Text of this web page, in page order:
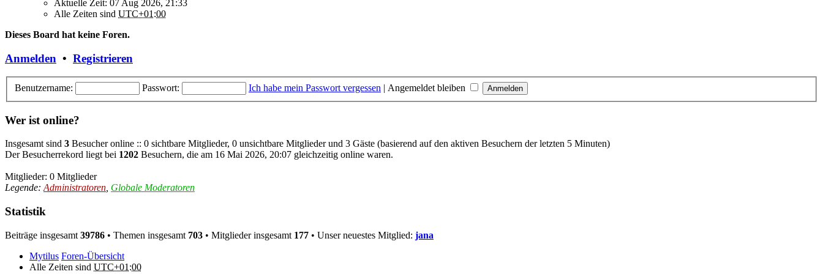
Aktuelle Zeit: 07 Aug 2026, 21:33
Alle Zeiten sind UTC+01:00
Dieses Board hat keine Foren.
Anmelden • Registrieren
Benutzername: Passwort: Ich habe mein Passwort vergessen | Angemeldet bleiben
Wer ist online?
Insgesamt sind 3 Besucher online :: 0 sichtbare Mitglieder, 0 unsichtbare Mitglieder und 3 Gäste (basierend auf den aktiven Besuchern der letzten 5 Minuten)
Der Besucherrekord liegt bei 1202 Besuchern, die am 16 Mai 2026, 20:07 gleichzeitig online waren.
Mitglieder: 0 Mitglieder
Legende:Administratoren, Globale Moderatoren
Statistik
Beiträge insgesamt 39786 • Themen insgesamt 703 • Mitglieder insgesamt 177 • Unser neuestes Mitglied: jana
Mytilus Foren-Übersicht
Alle Zeiten sind UTC+01:00